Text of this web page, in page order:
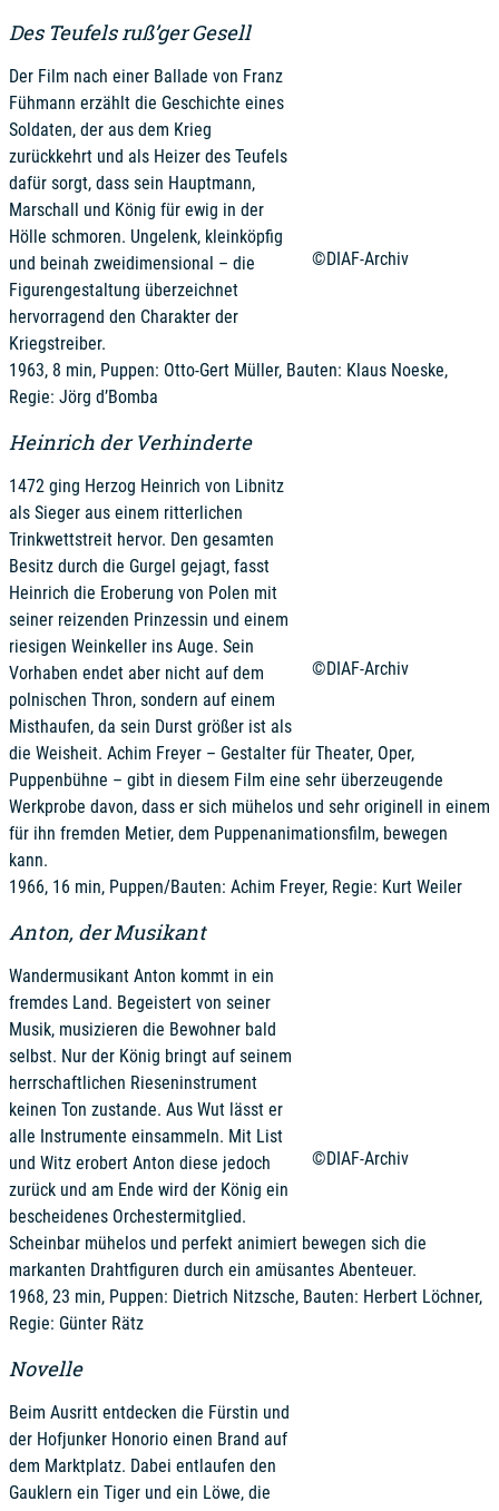
Des Teufels ruß’ger Gesell
©DIAF-Archiv
Der Film nach einer Ballade von Franz
Fühmann erzählt die Geschichte eines
Soldaten, der aus dem Krieg
zurückkehrt und als Heizer des Teufels
dafür sorgt, dass sein Hauptmann,
Marschall und König für ewig in der
Hölle schmoren. Ungelenk, kleinköpfig
und beinah zweidimensional – die
Figurengestaltung überzeichnet
hervorragend den Charakter der
Kriegstreiber.
1963, 8 min, Puppen: Otto-Gert Müller, Bauten: Klaus Noeske,
Regie: Jörg d’Bomba
Heinrich der Verhinderte
©DIAF-Archiv
1472 ging Herzog Heinrich von Libnitz
als Sieger aus einem ritterlichen
Trinkwettstreit hervor. Den gesamten
Besitz durch die Gurgel gejagt, fasst
Heinrich die Eroberung von Polen mit
seiner reizenden Prinzessin und einem
riesigen Weinkeller ins Auge. Sein
Vorhaben endet aber nicht auf dem
polnischen Thron, sondern auf einem
Misthaufen, da sein Durst größer ist als
die Weisheit. Achim Freyer – Gestalter für Theater, Oper,
Puppenbühne – gibt in diesem Film eine sehr überzeugende
Werkprobe davon, dass er sich mühelos und sehr originell in einem
für ihn fremden Metier, dem Puppenanimationsfilm, bewegen
kann.
1966, 16 min, Puppen/Bauten: Achim Freyer, Regie: Kurt Weiler
Anton, der Musikant
©DIAF-Archiv
Wandermusikant Anton kommt in ein
fremdes Land. Begeistert von seiner
Musik, musizieren die Bewohner bald
selbst. Nur der König bringt auf seinem
herrschaftlichen Rieseninstrument
keinen Ton zustande. Aus Wut lässt er
alle Instrumente einsammeln. Mit List
und Witz erobert Anton diese jedoch
zurück und am Ende wird der König ein
bescheidenes Orchestermitglied.
Scheinbar mühelos und perfekt animiert bewegen sich die
markanten Drahtfiguren durch ein amüsantes Abenteuer.
1968, 23 min, Puppen: Dietrich Nitzsche, Bauten: Herbert Löchner,
Regie: Günter Rätz
Novelle
Beim Ausritt entdecken die Fürstin und
der Hofjunker Honorio einen Brand auf
dem Marktplatz. Dabei entlaufen den
Gauklern ein Tiger und ein Löwe, die